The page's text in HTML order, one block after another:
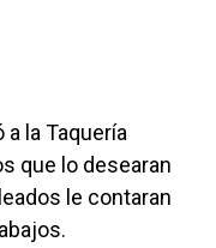
la Taquería
que lo desearan
le contaran